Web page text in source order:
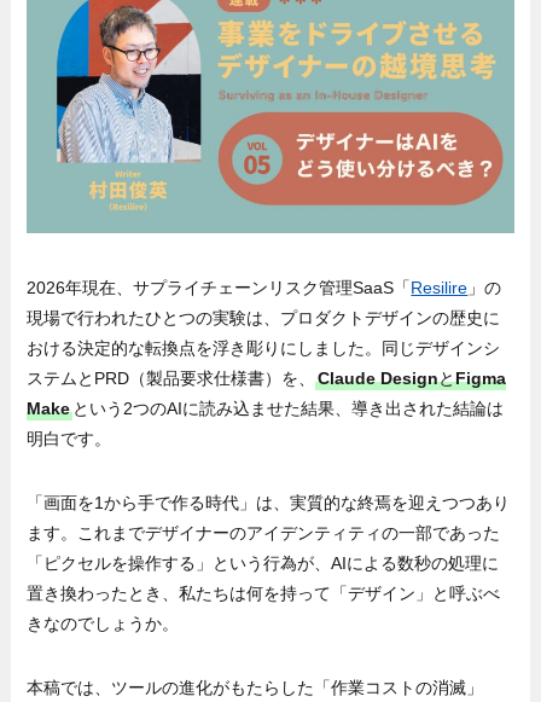
2026年現在、サプライチェーンリスク管理SaaS「Resilire 」の
現場で行われたひとつの実験は、プロダクトデザインの歴史に
おける決定的な転換点を浮き彫りにしました。同じデザインシ
ステムとPRD（製品要求仕様書）を、Claude DesignとFigma
Make という2つのAIに読み込ませた結果、導き出された結論は
明白です。
「画面を1から手で作る時代」は、実質的な終焉を迎えつつあり
ます。これまでデザイナーのアイデンティティの一部であった
「ピクセルを操作する」という行為が、AIによる数秒の処理に
置き換わったとき、私たちは何を持って「デザイン」と呼ぶべ
きなのでしょうか。
本稿では、ツールの進化がもたらした「作業コストの消滅」